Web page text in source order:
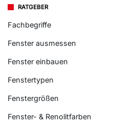
RATGEBER
Fachbegriffe
Fenster ausmessen
Fenster einbauen
Fenstertypen
Fenstergrößen
Fenster- & Renolitfarben